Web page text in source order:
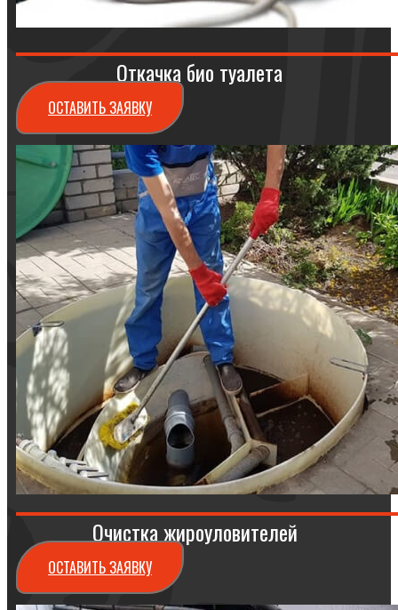
Откачка био туалета
ОСТАВИТЬ ЗАЯВКУ
Очистка жироуловителей
ОСТАВИТЬ ЗАЯВКУ